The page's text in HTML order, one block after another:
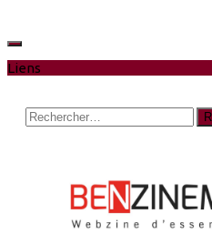
Liens
Rechercher :